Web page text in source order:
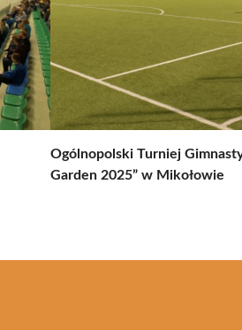
Ogólnopolski Turniej
Garden 2025” w Mikołowie